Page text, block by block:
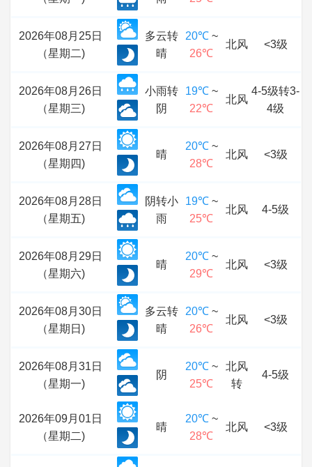
2026年08月25日
（星期二)
多云转
晴
20℃~
26℃
北风 <3级
2026年08月26日
（星期三)
小雨转
阴
19℃~
22℃
北风
4-5级转3-
4级
2026年08月27日
（星期四)
晴
20℃~
28℃
北风 <3级
2026年08月28日
（星期五)
阴转小
雨
19℃~
25℃
北风 4-5级
2026年08月29日
（星期六)
晴
20℃~
29℃
北风 <3级
2026年08月30日
（星期日)
多云转
晴
20℃~
26℃
北风 <3级
2026年08月31日
（星期一)
阴
20℃~
25℃
北风
转
4-5级
2026年09月01日
（星期二)
晴
20℃~
28℃
北风 <3级